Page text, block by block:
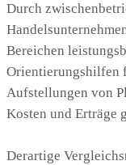
Durch
Bereichen
Orientierungshilfen
Aufstellungen von
Kosten und Erträge
Derartige